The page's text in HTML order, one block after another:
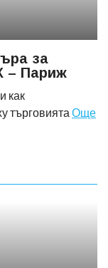
за
– Париж
как
търговията Още